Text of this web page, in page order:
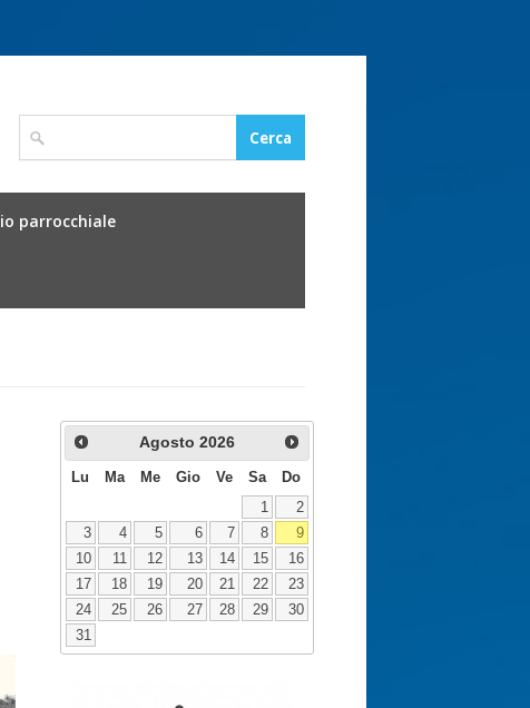
parrocchiale
Agosto 2026
Lu Ma Me Gio Ve Sa
Do
1
2
3
4 5 6 7 8
9
10
11 12 13 14 15
16
17
18 19 20 21 22
23
24
25 26 27 28 29
30
31